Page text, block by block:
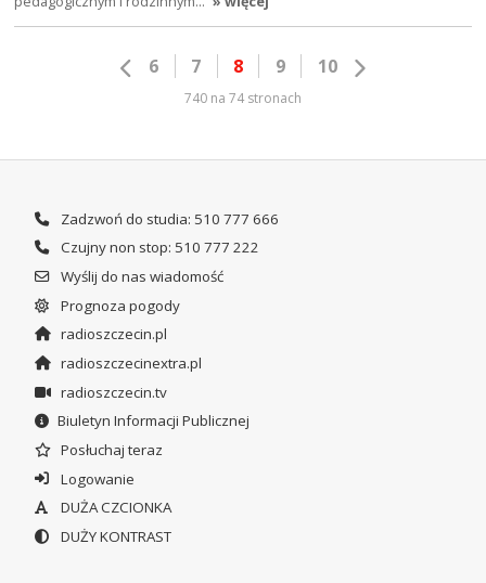
6 7 8 9 10
740 na 74 stronach
Zadzwoń do studia: 510 777 666
Czujny non stop: 510 777 222
Wyślij do nas wiadomość
Prognoza pogody
radioszczecin.pl
radioszczecinextra.pl
radioszczecin.tv
Biuletyn Informacji Publicznej
Posłuchaj teraz
Logowanie
DUŻA CZCIONKA
DUŻY KONTRAST